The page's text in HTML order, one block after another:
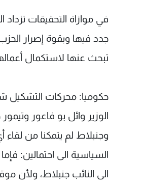
في موازاة التحقيقات
جدد فيها وبقوة إصرار
تبحث عنها لاستكمال
حكوميا: محركات التشكيل
الوزير وائل بو فاعور
وجنبلاط لم يتمكنا من
السياسية الى احتمالين: فإما
الى النائب جنبلاط، ولأن